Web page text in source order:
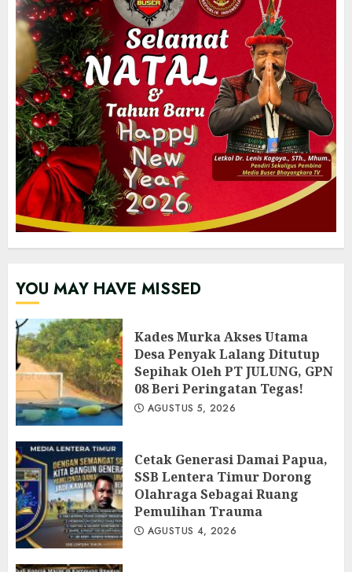
YOU MAY HAVE MISSED
Kades Murka Akses Utama
Desa Penyak Lalang Ditutup
Sepihak Oleh PT JULUNG, GPN
08 Beri Peringatan Tegas!
AGUSTUS 5, 2026
Cetak Generasi Damai Papua,
SSB Lentera Timur Dorong
Olahraga Sebagai Ruang
Pemulihan Trauma
AGUSTUS 4, 2026